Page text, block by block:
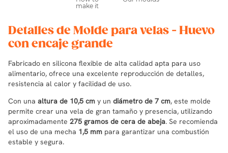
Detalles de Molde para velas - Huevo
con encaje grande
Fabricado en silicona flexible de alta calidad apta para uso
alimentario, ofrece una excelente reproducción de detalles,
resistencia al calor y facilidad de uso.
Con una altura de 10,5 cm y un diámetro de 7 cm, este molde
permite crear una vela de gran tamaño y presencia, utilizando
aproximadamente 275 gramos de cera de abeja. Se recomienda
el uso de una mecha 1,5 mm para garantizar una combustión
estable y segura.